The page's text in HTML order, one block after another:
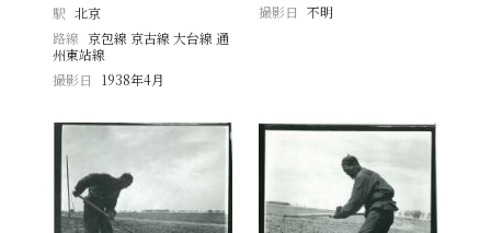
駅 北京
路線 京包線 京古線 大台線 通
州東站線
撮影日
1938年4月
撮影日 不明